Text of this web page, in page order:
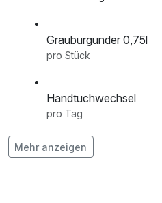
Grauburgunder 0,75l
pro Stück
Handtuchwechsel
pro Tag
kleiner Blumenstrauß
Mehr anzeigen